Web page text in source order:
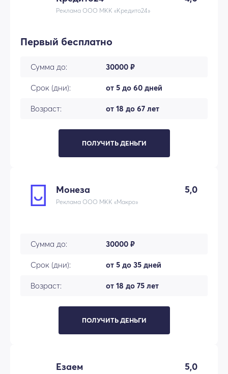
Реклама ООО МКК «Кредито24»
Первый бесплатно
Сумма до: 30000 ₽
Срок (дни): от 5 до 60 дней
Возраст: от 18 до 67 лет
ПОЛУЧИТЬ ДЕНЬГИ
Монеза 5,0
Реклама ООО МКК «Макро»
Сумма до: 30000 ₽
Срок (дни): от 5 до 35 дней
Возраст: от 18 до 75 лет
ПОЛУЧИТЬ ДЕНЬГИ
Езаем 5,0